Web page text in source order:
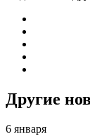
Другие
6 января